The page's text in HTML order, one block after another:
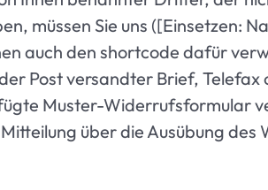
müssen Sie uns ([Einsetzen:
auch den shortcode dafür
Post versandter Brief,
Muster-Widerrufsformular
über die Ausübung